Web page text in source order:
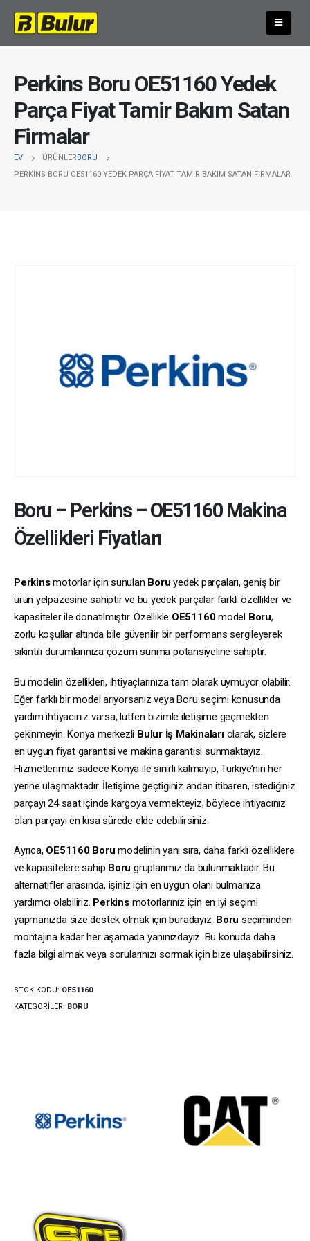
Perkins Boru OE51160 Yedek
Parça Fiyat Tamir Bakım Satan
Firmalar
EV ÜRÜNLERBORU
PERKINS BORU OE51160 YEDEK PARÇA FIYAT TAMIR BAKIM SATAN FIRMALAR
Boru – Perkins–OE51160Makina
Özellikleri Fiyatları
Perkinsmotorlar için sunulan Boru yedek parçaları, geniş bir
ürün yelpazesine sahiptir ve bu yedek parçalar farklı özellikler ve
kapasiteler ile donatılmıştır. Özellikle OE51160model Boru,
zorlu koşullar altında bile güvenilir bir performans sergileyerek
sıkıntılı durumlarınıza çözüm sunma potansiyeline sahiptir.
Bu modelin özellikleri, ihtiyaçlarınıza tam olarak uymuyor olabilir.
Eğer farklı bir model arıyorsanız veya Boru seçimi konusunda
yardım ihtiyacınız varsa, lütfen bizimle iletişime geçmekten
çekinmeyin. Konya merkezli Bulur İş Makinalarıolarak, sizlere
en uygun fiyat garantisi ve makina garantisi sunmaktayız.
Hizmetlerimiz sadece Konya ile sınırlı kalmayıp, Türkiye’nin her
yerine ulaşmaktadır. İletişime geçtiğiniz andan itibaren, istediğiniz
parçayı 24 saat içinde kargoya vermekteyiz, böylece ihtiyacınız
olan parçayı en kısa sürede elde edebilirsiniz.
Ayrıca, OE51160 Boru modelinin yanı sıra, daha farklı özelliklere
ve kapasitelere sahip Boru gruplarımız da bulunmaktadır. Bu
alternatifler arasında, işiniz için en uygun olanı bulmanıza
yardımcı olabiliriz. Perkinsmotorlarınız için en iyi seçimi
yapmanızda size destek olmak için buradayız. Boru seçiminden
montajına kadar her aşamada yanınızdayız. Bu konuda daha
fazla bilgi almak veya sorularınızı sormak için bize ulaşabilirsiniz.
STOK KODU: OE51160
KATEGORILER: BORU